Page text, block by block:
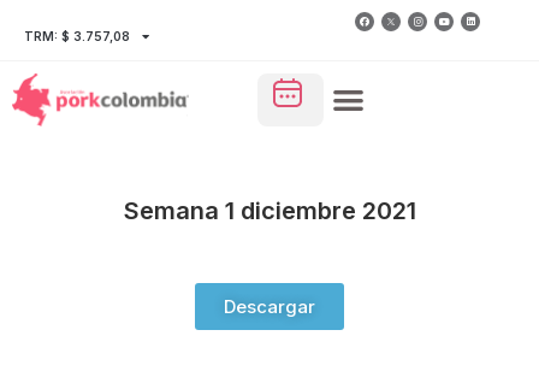
TRM: $ 3.757,08
Semana 1 diciembre 2021
Descargar